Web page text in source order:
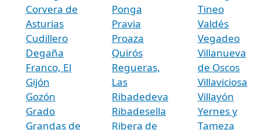
Corvera de
Asturias
Cudillero
Degaña
Franco, El
Gijón
Gozón
Grado
Grandas de
Ponga
Pravia
Proaza
Quirós
Regueras,
Las
Ribadedeva
Ribadesella
Ribera de
Tineo
Valdés
Vegadeo
Villanueva
de Oscos
Villaviciosa
Villayón
Yernes y
Tameza